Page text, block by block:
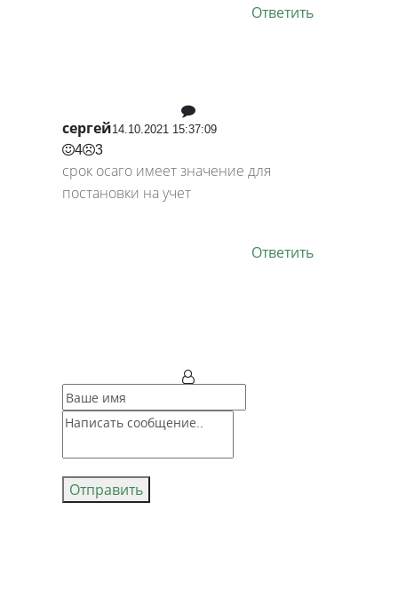
Ответить
сергей14.10.2021 15:37:09
4
3
срок осаго имеет значение для
постановки на учет
Ответить
Отправить